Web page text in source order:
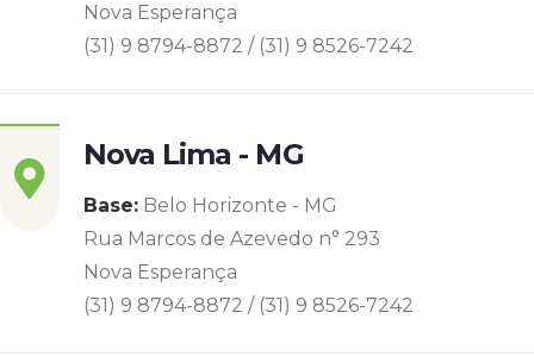
Nova Esperança
(31) 9 8794-8872 / (31) 9 8526-7242
Nova Lima - MG
Base: Belo Horizonte - MG
Rua Marcos de Azevedo n° 293
Nova Esperança
(31) 9 8794-8872 / (31) 9 8526-7242